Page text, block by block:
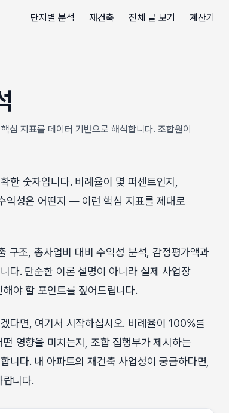
단지별 분석 재건축 전체 글 보기 계산기
심 지표를 데이터 기반으로 해석합니다. 조합원이
한 숫자입니다. 비례율이 몇 퍼센트인지,
익성은 어떤지 — 이런 핵심 지표를 제대로
구조, 총사업비 대비 수익성 분석, 감정평가액과
다. 단순한 이론 설명이 아니라 실제 사업장
야 할 포인트를 짚어드립니다.
다면, 여기서 시작하십시오. 비례율이 100%를
영향을 미치는지, 조합 집행부가 제시하는
니다. 내 아파트의 재건축 사업성이 궁금하다면,
니다.